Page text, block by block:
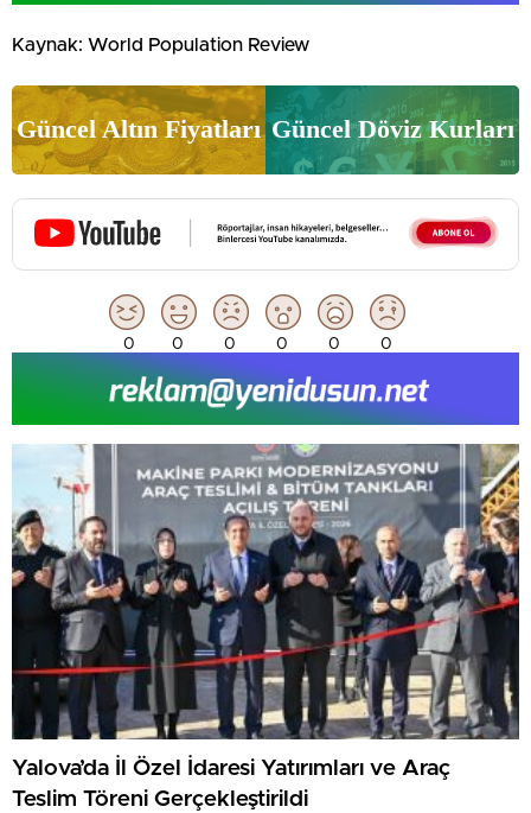
Kaynak: World Population Review
Güncel Altın Fiyatları Güncel Döviz Kurları
0 0 0 0 0 0
Yalova’da İl Özel İdaresi Yatırımları ve Araç
Teslim Töreni Gerçekleştirildi